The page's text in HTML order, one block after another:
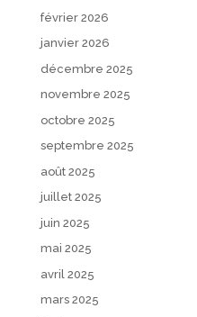
février 2026
janvier 2026
décembre 2025
novembre 2025
octobre 2025
septembre 2025
août 2025
juillet 2025
juin 2025
mai 2025
avril 2025
mars 2025